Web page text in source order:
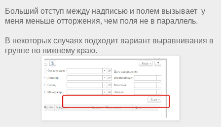
Больший отступ между надписью и полем вызывает у
меня меньше отторжения, чем поля не в параллель.
В некоторых случаях подходит вариант выравнивания в
группе по нижнему краю.